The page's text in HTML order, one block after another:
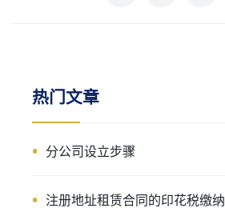
热门文章
分公司设立步骤
注册地址租赁合同的印花税缴纳